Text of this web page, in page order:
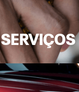
SERVIÇOS